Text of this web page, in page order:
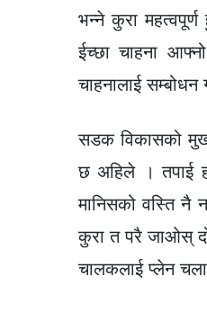
भन्ने कुरा
ईच्छा चाहना
चाहनालाई
सडक विकासको
छ अहिले । तपाई
मानिसको वस्ति नै
कुरा त परै जाओस्
चालकलाई प्लेन